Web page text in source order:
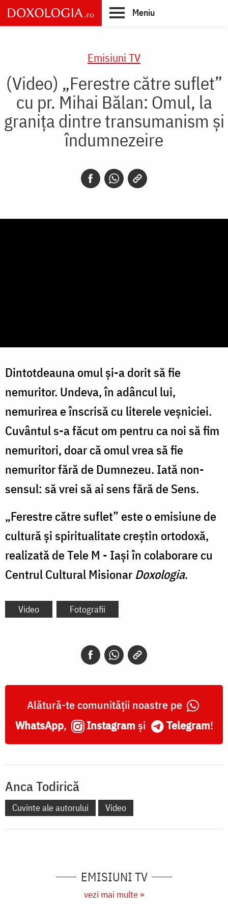
Skip
to
main
Meniu
Emisiuni TV
(Video) „Ferestre către suflet”
cu pr. Mihai Bălan: Omul, la
granița dintre transumanism și
îndumnezeire
Dintotdeauna omul și-a dorit să fie
nemuritor. Undeva, în adâncul lui,
nemurirea e înscrisă cu literele veșniciei.
Cuvântul s-a făcut om pentru ca noi să fim
nemuritori, doar că omul vrea să fie
nemuritor fără de Dumnezeu. Iată non-
sensul: să vrei să ai sens fără de Sens.
„Ferestre către suflet” este o emisiune de
cultură şi spiritualitate creştin ortodoxă,
realizată de Tele M - Iaşi în colaborare cu
Centrul Cultural Misionar Doxologia.
Video Fotografii
Alătură-te comunității noastre pe
WhatsApp, Instagram și Telegram!
Anca Todirică
Cuvinte ale autorului Video
EMISIUNI TV
vezi mai multe »